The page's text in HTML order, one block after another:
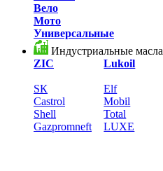
Вело
Мото
Универсальные
Индустриальные масла
ZIC
SК
Castrol
Shell
Gazpromneft
Lukoil
Elf
Mobil
Total
LUXE